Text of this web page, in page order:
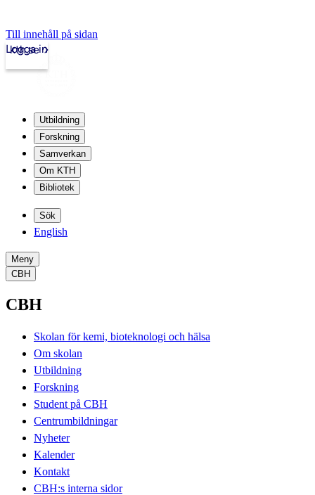
Till innehåll på sidan
kth.se
Logga in
Utbildning
Forskning
Samverkan
Om KTH
Bibliotek
Sök
English
Meny
CBH
CBH
Skolan för kemi, bioteknologi och hälsa
Om skolan
Utbildning
Forskning
Student på CBH
Centrumbildningar
Nyheter
Kalender
Kontakt
CBH:s interna sidor